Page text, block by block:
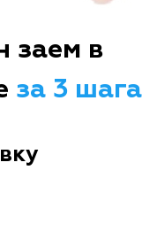
заем в
за 3 шага